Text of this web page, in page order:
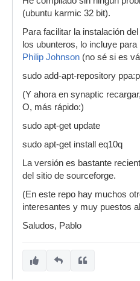
(ubuntu karmic 32 bit).
Para facilitar la instalación
los ubunteros, lo incluye
Philip Johnson (no sé si es
sudo add-apt-repository
(Y ahora en synaptic
O, más rápido:)
sudo apt-get update
sudo apt-get install eq10q
La versión es bastante
del sitio de sourceforge.
(En este repo hay muchos
interesantes y muy puestos
Saludos, Pablo